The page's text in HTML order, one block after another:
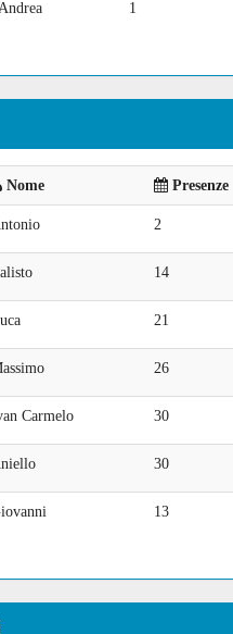
1
Nome Presenze
2
14
21
26
Carmelo 30
30
13